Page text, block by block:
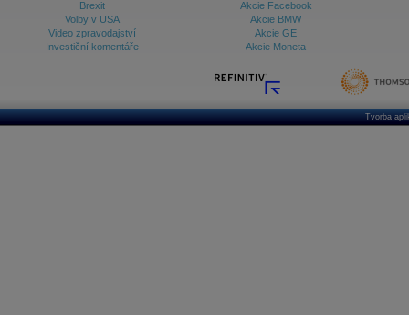
Brexit
Volby v USA
Video zpravodajství
Investiční komentáře
Akcie Facebook
Akcie BMW
Akcie GE
Akcie Moneta
Tvorba